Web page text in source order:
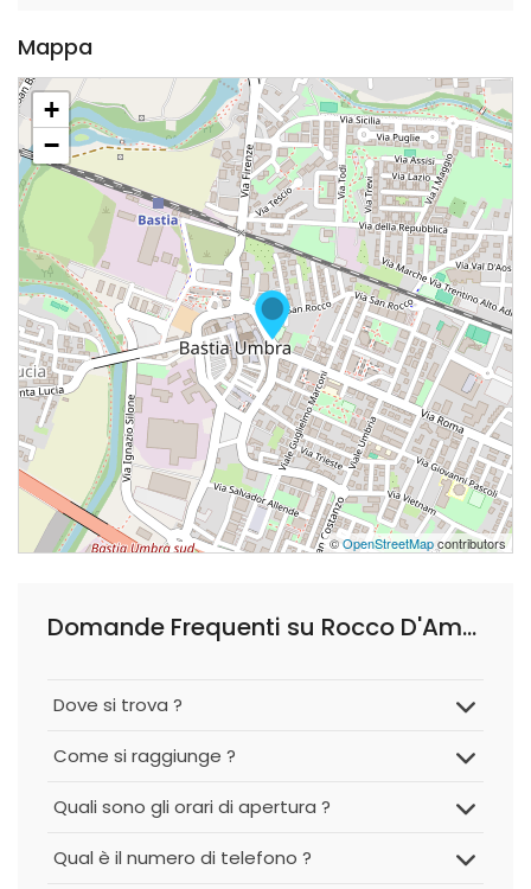
Mappa
+
−
©OpenStreetMapcontributors
Domande Frequenti su Rocco D'Ambrosi Photostudio
Dove si trova ?
Come si raggiunge ?
Quali sono gli orari di apertura ?
Qual è il numero di telefono ?